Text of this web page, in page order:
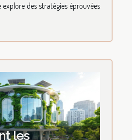
explore des stratégies éprouvées
les